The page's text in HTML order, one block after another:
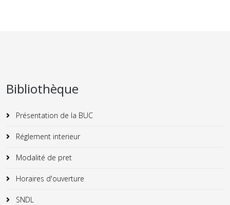
Bibliothèque
Présentation de la BUC
Réglement interieur
Modalité de pret
Horaires d'ouverture
SNDL